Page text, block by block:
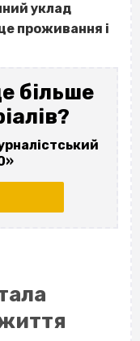
уклад
проживання і
більше